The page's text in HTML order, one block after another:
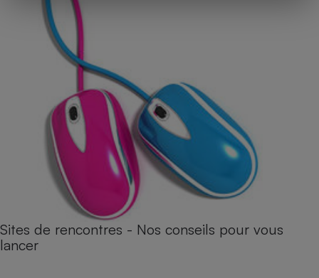
Sites de rencontres - Nos conseils pour vous
lancer